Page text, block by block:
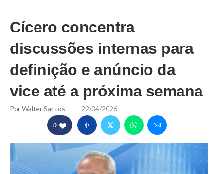
Cícero concentra
discussões internas para
definição e anúncio da
vice até a próxima semana
PorWalter Santos 22/04/2026
0